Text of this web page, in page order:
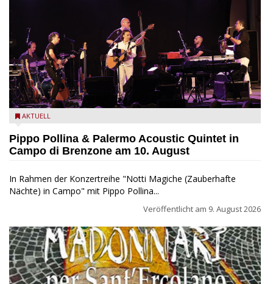
Pippo Pollina im Konzert mit dem Palermo Acoustic Quintet
AKTUELL
Pippo Pollina & Palermo Acoustic Quintet in
Campo di Brenzone am 10. August
In Rahmen der Konzertreihe "Notti Magiche (Zauberhafte
Nächte) in Campo" mit Pippo Pollina...
Veröffentlicht am 9. August 2026